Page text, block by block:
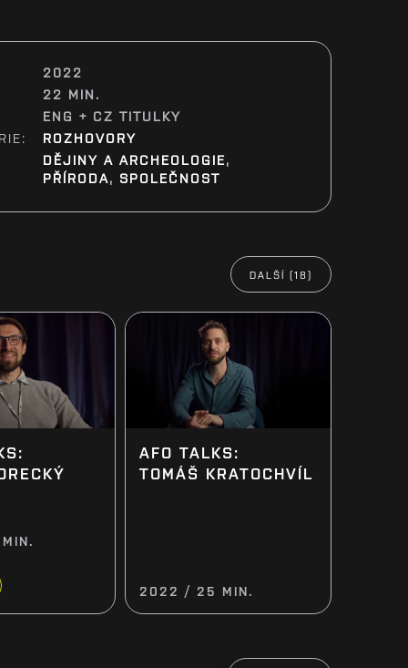
2022
22 MIN.
ENG + CZ TITULKY
ROZHOVORY
DĚJINY A ARCHEOLOGIE,
PŘÍRODA, SPOLEČNOST
DALŠÍ (18)
AFO TALKS:
TOMÁŠ KRATOCHVÍL
2022 / 25 MIN.